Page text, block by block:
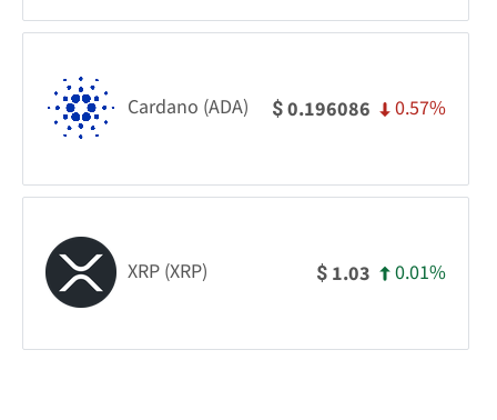
Cardano (ADA) $0.196086 0.57%
XRP (XRP) $ 1.03 0.01%